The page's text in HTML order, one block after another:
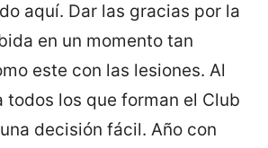
aquí. Dar las gracias por la
en un momento tan
este con las lesiones. Al
todos los que forman el Club
decisión fácil. Año con